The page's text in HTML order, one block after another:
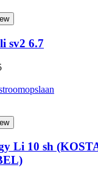
sv2 6.7
Li 10 sh